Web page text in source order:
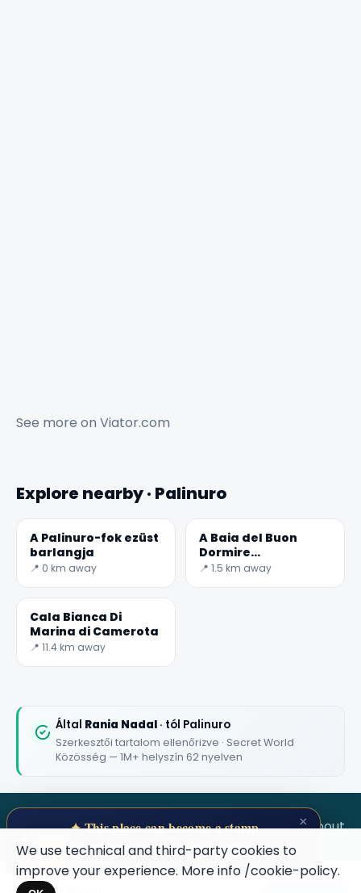
See more on Viator.com
Explore nearby · Palinuro
A Palinuro-fok ezüst
barlangja
📍 0 km away
A Baia del Buon
Dormire
Olaszország egyik
📍 1.5 km away
Cala Bianca Di
Marina di Camerota
📍 11.4 km away
Által Rania Nadal · tól Palinuro
Szerkesztői tartalom ellenőrizve · Secret World
Közösség — 1M+ helyszín 62 nyelven
SECRET WORLD TermsPrivacyAbout
We use technical and third-party cookies to
improve your experience. More info /cookie-policy.
×
✦ This place can become a stamp
Collect secret places in your Secret